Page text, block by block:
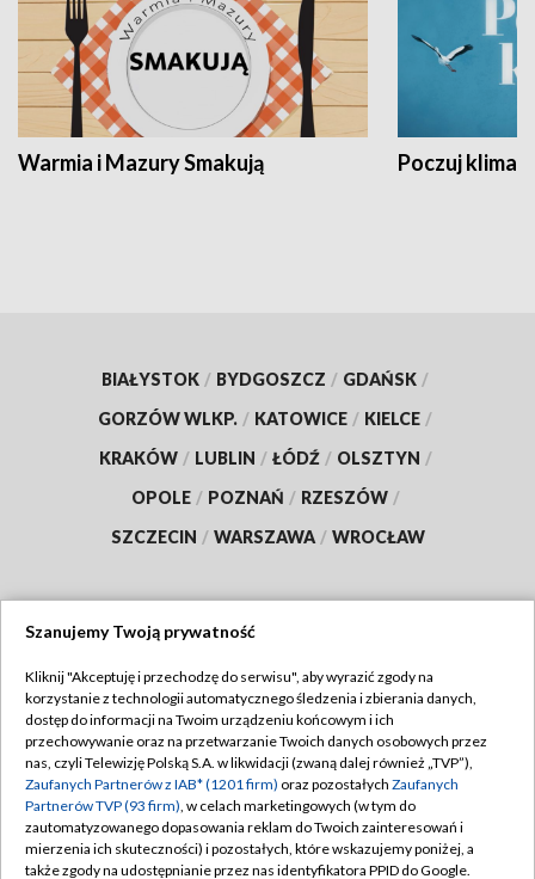
Warmia i Mazury Smakują Poczuj klimat
BIAŁYSTOK / BYDGOSZCZ / GDAŃSK /
GORZÓW WLKP. / KATOWICE / KIELCE /
KRAKÓW / LUBLIN / ŁÓDŹ / OLSZTYN /
OPOLE / POZNAŃ / RZESZÓW /
SZCZECIN / WARSZAWA / WROCŁAW
TVP
Abonament TVP
Emisja w TVP
Centrum informacji TVP
Naziemna Telewizja Cyfrowa
Regulamin TVP
Polityka prywatności
Moje zgody
Pomoc
Szanujemy Twoją prywatność
Kliknij "Akceptuję i przechodzę do serwisu", aby wyrazić zgody na
korzystanie z technologii automatycznego śledzenia i zbierania danych,
dostęp do informacji na Twoim urządzeniu końcowym i ich
przechowywanie oraz na przetwarzanie Twoich danych osobowych przez
nas, czyli Telewizję Polską S.A. w likwidacji (zwaną dalej również „TVP”),
Zaufanych Partnerów z IAB* (1201 firm) oraz pozostałych Zaufanych
Partnerów TVP (93 firm), w celach marketingowych (w tym do
zautomatyzowanego dopasowania reklam do Twoich zainteresowań i
mierzenia ich skuteczności) i pozostałych, które wskazujemy poniżej, a
także zgody na udostępnianie przez nas identyfikatora PPID do Google.